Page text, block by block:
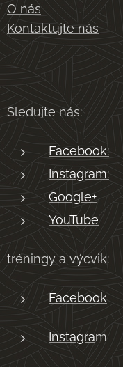
O nás
Kontaktujte nás
Sledujte nás:
Facebook:
Instagram:
Google+
YouTube
tréningy a výcvik:
Facebook
Instagram